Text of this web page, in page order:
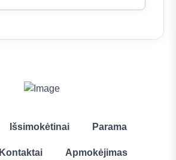
Išsimokėtinai Parama
Kontaktai Apmokėjimas